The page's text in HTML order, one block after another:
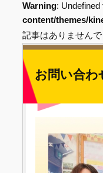
Warning:
content/themes/
記事はありませんで
お問い合わ